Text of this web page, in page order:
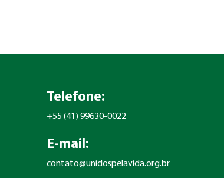
Telefone:
+55 (41) 99630-0022
E-mail:
contato@unidospelavida.org.br